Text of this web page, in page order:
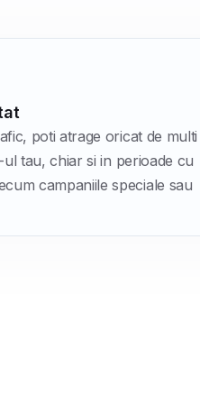
poti atrage oricat de multi
tau, chiar si in perioade cu
campaniile speciale sau